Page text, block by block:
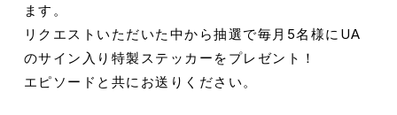
ます。
リクエストいただいた中から抽選で毎月5名様にUA
のサイン入り特製ステッカーをプレゼント！
エピソードと共にお送りください。